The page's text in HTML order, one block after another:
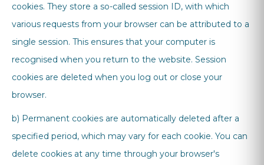
cookies. They store a so-called session ID, with which
various requests from your browser can be attributed to a
single session. This ensures that your computer is
recognised when you return to the website. Session
cookies are deleted when you log out or close your
browser.
b) Permanent cookies are automatically deleted after a
specified period, which may vary for each cookie. You can
delete cookies at any time through your browser's